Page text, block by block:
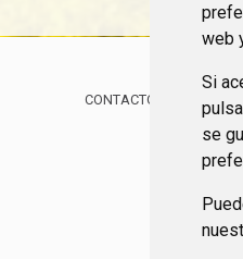
web
Si
se
CONTACTO MAPA WEB